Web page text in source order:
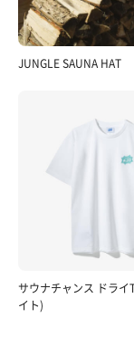
JUNGLE SAUNA HAT
サウナチャンス ドライ
イト)